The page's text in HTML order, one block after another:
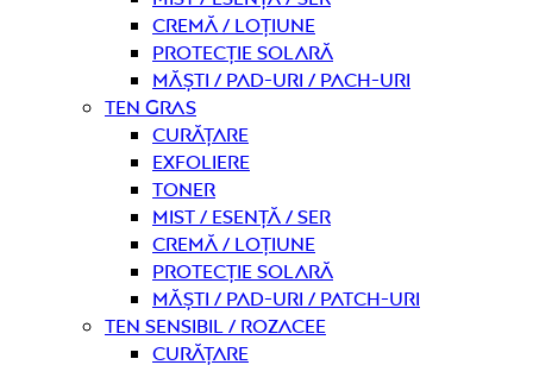
Cremă / Loțiune
Protecție solară
Măști / Pad-uri / Pach-uri
Ten gras
curățare
Exfoliere
Toner
Mist / Esență / Ser
Cremă / Loțiune
Protecție solară
Măști / Pad-uri / Patch-uri
Ten sensibil / rozacee
curățare